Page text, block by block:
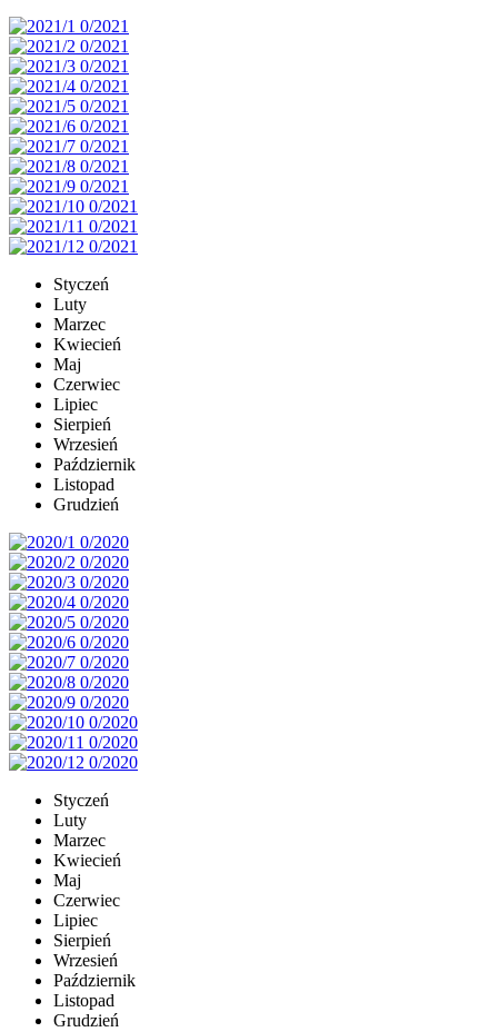
Styczeń
Luty
Marzec
Kwiecień
Maj
Czerwiec
Lipiec
Sierpień
Wrzesień
Październik
Listopad
Grudzień
Styczeń
Luty
Marzec
Kwiecień
Maj
Czerwiec
Lipiec
Sierpień
Wrzesień
Październik
Listopad
Grudzień